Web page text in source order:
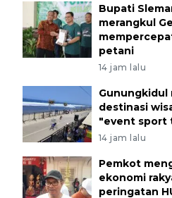
Bupati
merangkul
petani
14 jam lalu
Gunungkidul
destinasi
"event sport
14 jam lalu
Pemkot
ekonomi
peringatan